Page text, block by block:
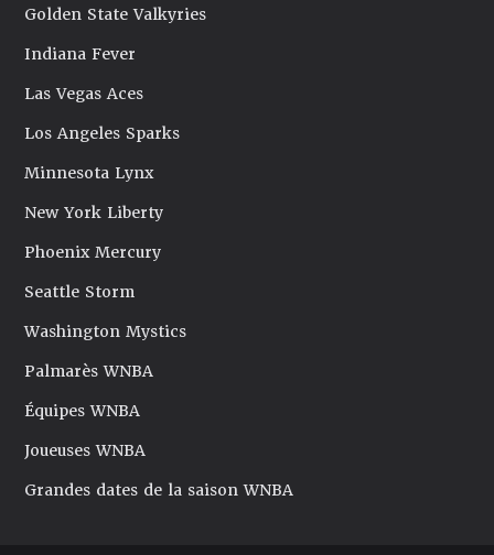
Golden State Valkyries
Indiana Fever
Las Vegas Aces
Los Angeles Sparks
Minnesota Lynx
New York Liberty
Phoenix Mercury
Seattle Storm
Washington Mystics
Palmarès WNBA
Équipes WNBA
Joueuses WNBA
Grandes dates de la saison WNBA